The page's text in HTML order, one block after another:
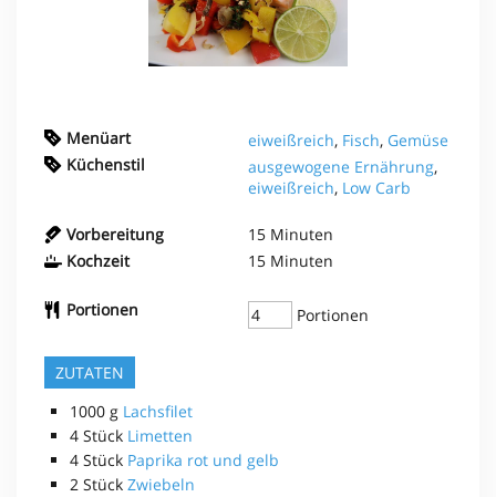
Menüart eiweißreich, Fisch, Gemüse
Küchenstil
ausgewogene Ernährung,
eiweißreich, Low Carb
Vorbereitung 15 Minuten
Kochzeit
15 Minuten
Portionen Portionen
ZUTATEN
1000 g Lachsfilet
4 Stück Limetten
4 Stück Paprika rot und gelb
2 Stück Zwiebeln